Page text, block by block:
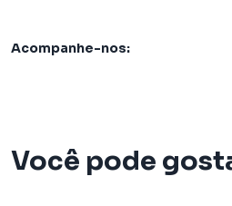
Acompanhe-nos:
Você pode